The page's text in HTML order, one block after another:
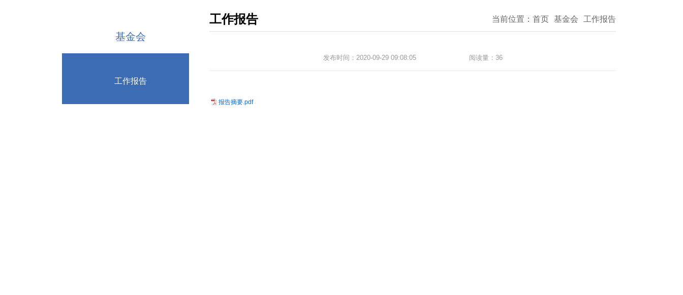
基金会
工作报告
当前位置： 首页 基金会 工作报告
工作报告
发布时间：2020-09-29 09:08:05 阅读量：36
报告摘要.pdf